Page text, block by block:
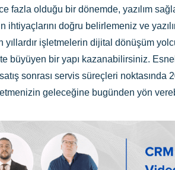
olduğu bir dönemde, yazılım
doğru belirlemeniz ve
işletmelerin dijital dönüşüm
büyüyen bir yapı kazanabilirsiniz.
sonrası servis süreçleri
geleceğine bugünden yön